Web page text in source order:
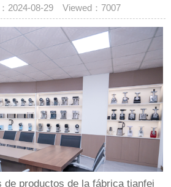
2024-08-29 Viewed：7007
de productos de la fábrica tianfei